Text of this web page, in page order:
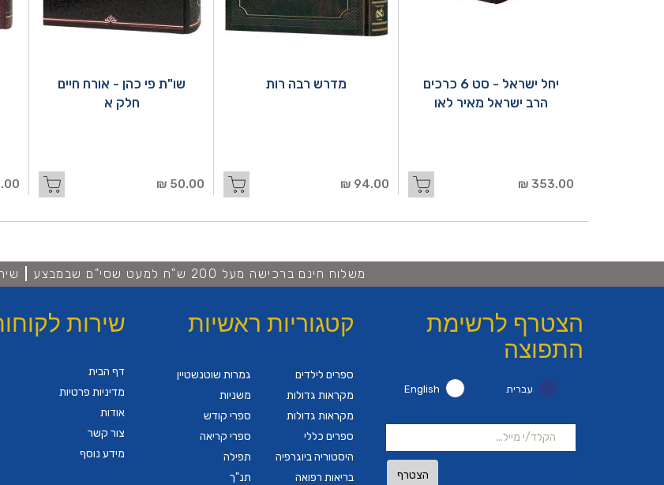
יחל ישראל - סט 6 כרכים
הרב ישראל מאיר לאו
353.00 ₪
מדרש רבה רות
94.00 ₪
שו"ת פי כהן - אורח חיים
חלק א
50.00 ₪
₪
משלוח חינם ברכישה מעל 200 ש"ח למעט שסי"ם שבמבצע
הצטרף לרשימת
התפוצה
עברית English
הצטרף
קטגוריות ראשיות
גמרות שוטנשטיין
משניות
ספרי קודש
ספרי קריאה
תפילה
תנ"ך
ספרים לילדים
מקראות גדולות
מקראות גדולות
ספרים כללי
היסטוריה ביוגרפיה
בריאות רפואה
שירות
דף הבית
מדיניות פרטיות
אודות
צור קשר
מידע נוסף